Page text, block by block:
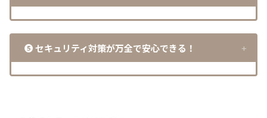
❺ セキュリティ対策が万全で安心できる！